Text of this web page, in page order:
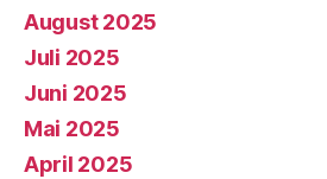
August 2025
Juli 2025
Juni 2025
Mai 2025
April 2025